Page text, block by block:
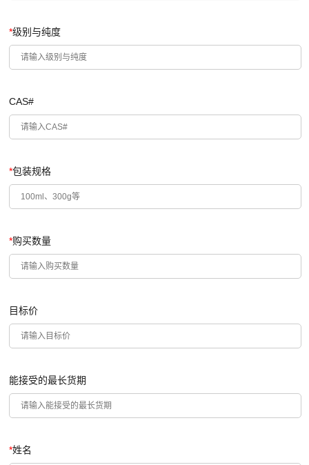
*级别与纯度
CAS#
*包装规格
*购买数量
目标价
能接受的最长货期
*姓名